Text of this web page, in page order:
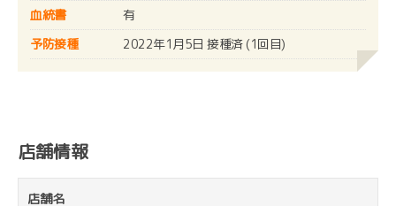
血統書
有
予防接種
2022年1月5日 接種済 (1回目)
店舗情報
店舗名